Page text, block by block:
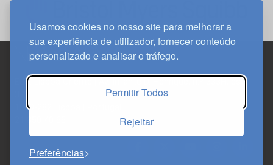
Usamos cookies no nosso site para melhorar a
sua experiência de utilizador, fornecer conteúdo
personalizado e analisar o tráfego.
Permitir Todos
Rejeitar
Preferências
Edif. Lisboa Oriente | Av. Infante D. Henrique, n.º 333H, esc.
1800-282 Lisboa | Portugal